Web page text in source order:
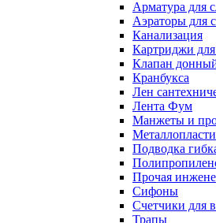
Арматура для
Аэраторы для
Канализация
Картриджи для
Клапан
Кранбукса
Лен
Лента Фум
Манжеты и
Подводка
Прочая
Сифоны
Счетчики для
Трапы